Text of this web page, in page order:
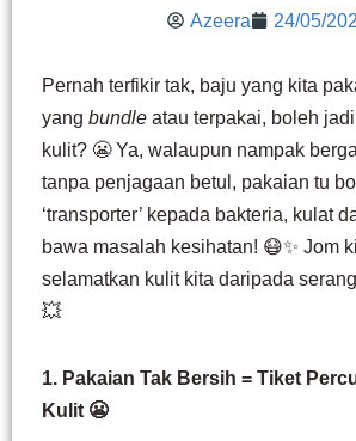
Azeera 24/05/
Pernah terfikir tak, baju yang kita
yang bundle atau terpakai, boleh
kulit? 😬 Ya, walaupun nampak
tanpa penjagaan betul, pakaian tu
‘transporter’ kepada bakteria, kulat
bawa masalah kesihatan! 😷✨ Jom
selamatkan kulit kita daripada
💥
1. Pakaian Tak Bersih = Tiket
Kulit 😬